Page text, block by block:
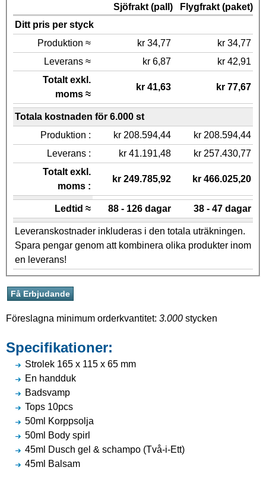
Sjöfrakt (pall)
Flygfrakt (paket)
Ditt pris per styck
Produktion ≈
kr 34,77
kr 34,77
Leverans ≈
kr 6,87
kr 42,91
Totalt exkl.
moms ≈
kr 41,63 kr 77,67
Totala kostnaden för 6.000 st
Produktion :
kr 208.594,44
kr 208.594,44
Leverans :
kr 41.191,48
kr 257.430,77
Totalt exkl.
moms :
kr 249.785,92 kr 466.025,20
Ledtid ≈ 88 - 126 dagar 38 - 47 dagar
Leveranskostnader inkluderas i den totala uträkningen.
Spara pengar genom att kombinera olika produkter inom
en leverans!
Föreslagna minimum orderkvantitet: 3.000 stycken
Specifikationer:
Strolek 165 x 115 x 65 mm
En handduk
Badsvamp
Tops 10pcs
50ml Korppsolja
50ml Body spirl
45ml Dusch gel & schampo (Två-i-Ett)
45ml Balsam